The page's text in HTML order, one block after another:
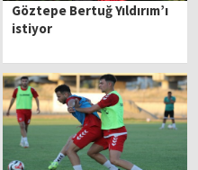
Göztepe Bertuğ Yıldırım’ı
istiyor